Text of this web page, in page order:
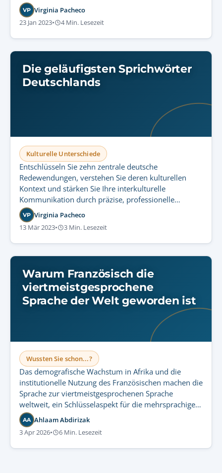
optimieren.
VP Virginia Pacheco
23 Jan 2023• 4 Min. Lesezeit
Die geläufigsten Sprichwörter
Deutschlands
Kulturelle Unterschiede
Entschlüsseln Sie zehn zentrale deutsche
Redewendungen, verstehen Sie deren kulturellen
Kontext und stärken Sie Ihre interkulturelle
Kommunikation durch präzise, professionelle
Übersetzungsleistungen.
VP Virginia Pacheco
13 Mär 2023• 3 Min. Lesezeit
Warum Französisch die
viertmeistgesprochene
Sprache der Welt geworden ist
Wussten Sie schon...?
Das demografische Wachstum in Afrika und die
institutionelle Nutzung des Französischen machen die
Sprache zur viertmeistgesprochenen Sprache
weltweit, ein Schlüsselaspekt für die mehrsprachige
Kommunikation von Unternehmen.
AA Ahlaam Abdirizak
3 Apr 2026• 6 Min. Lesezeit